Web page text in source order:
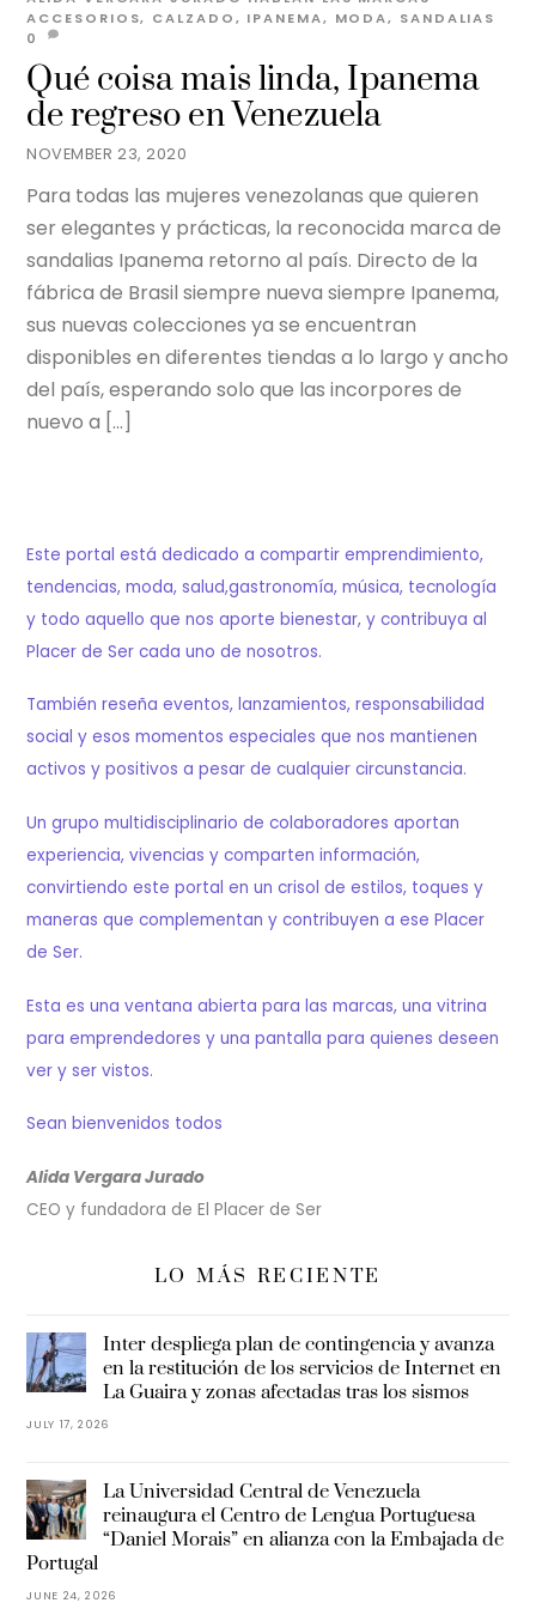
NOVEMBER 23, 2020
Qué coisa mais linda, Ipanema
de regreso en Venezuela
ACCESORIOS, CALZADO, IPANEMA, MODA, SANDALIAS
0
Para todas las mujeres venezolanas que quieren
ser elegantes y prácticas, la reconocida marca de
sandalias Ipanema retorno al país. Directo de la
fábrica de Brasil siempre nueva siempre Ipanema,
sus nuevas colecciones ya se encuentran
disponibles en diferentes tiendas a lo largo y ancho
del país, esperando solo que las incorpores de
nuevo a […]
Este portal está dedicado a compartir emprendimiento,
tendencias, moda, salud,gastronomía, música, tecnología
y todo aquello que nos aporte bienestar, y contribuya al
Placer de Ser cada uno de nosotros.
También reseña eventos, lanzamientos, responsabilidad
social y esos momentos especiales que nos mantienen
activos y positivos a pesar de cualquier circunstancia.
Un grupo multidisciplinario de colaboradores aportan
experiencia, vivencias y comparten información,
convirtiendo este portal en un crisol de estilos, toques y
maneras que complementan y contribuyen a ese Placer
de Ser.
Esta es una ventana abierta para las marcas, una vitrina
para emprendedores y una pantalla para quienes deseen
ver y ser vistos.
Sean bienvenidos todos
Alida Vergara Jurado
CEO y fundadora de El Placer de Ser
LO MÁS RECIENTE
Inter despliega plan de contingencia y avanza
en la restitución de los servicios de Internet en
La Guaira y zonas afectadas tras los sismos
JULY 17, 2026
La Universidad Central de Venezuela
reinaugura el Centro de Lengua Portuguesa
“Daniel Morais” en alianza con la Embajada de
Portugal
JUNE 24, 2026